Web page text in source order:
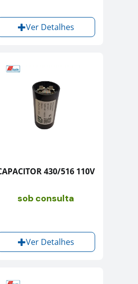
Ver Detalhes
430/516 110V
sob consulta
Ver Detalhes